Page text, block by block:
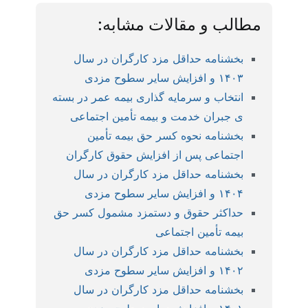
مطالب و مقالات مشابه:
بخشنامه حداقل مزد کارگران در سال
۱۴۰۳ و افزایش سایر سطوح مزدی
انتخاب و سرمایه گذاری بیمه عمر در بسته
ی جبران خدمت و بیمه تأمین اجتماعی
بخشنامه نحوه کسر حق بیمه تأمین
اجتماعی پس از افزایش حقوق کارگران
بخشنامه حداقل مزد کارگران در سال
۱۴۰۴ و افزایش سایر سطوح مزدی
حداکثر حقوق و دستمزد مشمول کسر حق
بیمه تأمین اجتماعی
بخشنامه حداقل مزد کارگران در سال
۱۴۰۲ و افزایش سایر سطوح مزدی
بخشنامه حداقل مزد کارگران در سال